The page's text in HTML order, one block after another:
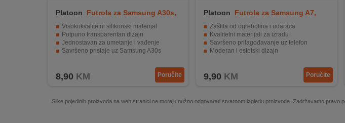
INOSTRANSTVAPlatoon
Futrola za Samsung A30s,
Visokokvalitetni silikonski materijal
Potpuno transparentan dizajn
Jednostavan za umetanje i vađenje
Savršeno pristaje uz Samsung A30s
8,90 KM Poručite
Platoon
Futrola za Samsung A7,
crna
Zaštita od ogrebotina i udaraca
Kvalitetni materijali za izradu
Savršeno prilagođavanje uz telefon
Moderan i estetski dizajn
9,90 KM Poručite
Slike pojedinih proizvoda na web stranici ne moraju nužno odgovarati stvarnom izgledu proizvoda. Zadržavamo pravo